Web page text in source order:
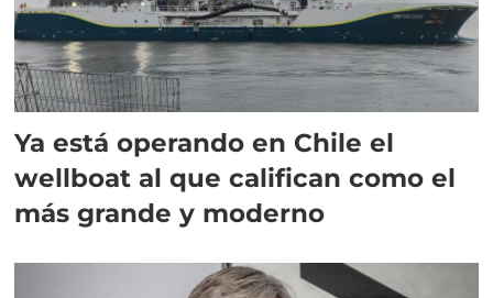
Ya está operando en Chile el
wellboat al que califican como el
más grande y moderno